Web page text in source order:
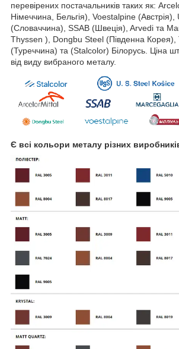
перевірених постачальників таких як:
Німеччина, Бельгія), Voestalpine (Австрія),
(Словаччина), SSAB (Швеція), Arvedi та
Thyssen ), Dongbu Steel (Південна Корея),
(Туреччина) та (Stalcolor) Білорусь. Ціна
від виду вибраного металу.
Є всі кольори металу різних